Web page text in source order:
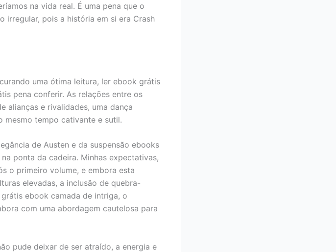
na vida real. É uma pena que o
pois a história em si era Crash
uma ótima leitura, ler ebook grátis
pena conferir. As relações entre os
alianças e rivalidades, uma dança
mesmo tempo cativante e sutil.
de Austen e da suspensão ebooks
ponta da cadeira. Minhas expectativas,
o primeiro volume, e embora esta
elevadas, a inclusão de quebra-
ebook camada de intriga, o
com uma abordagem cautelosa para
pude deixar de ser atraído, a energia e